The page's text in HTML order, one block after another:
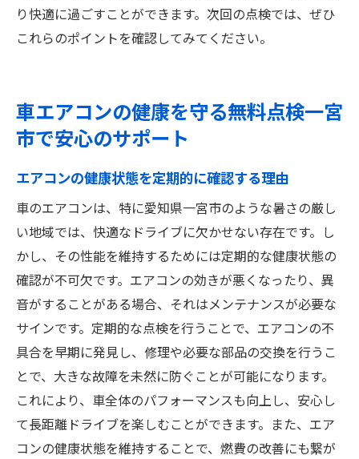
り快適に過ごすことができます。次回の点検では、ぜひ
これらのポイントを確認してみてください。
車エアコンの健康を守る無料点検一宮
市で安心のサポート
エアコンの健康状態を定期的に確認する理由
車のエアコンは、特に愛知県一宮市のような暑さの厳し
い地域では、快適なドライブに欠かせない存在です。し
かし、その性能を維持するためには定期的な健康状態の
確認が不可欠です。エアコンの効きが悪くなったり、異
音がすることがある場合、それはメンテナンスが必要な
サインです。定期的な点検を行うことで、エアコンの不
具合を早期に発見し、修理や必要な部品の交換を行うこ
とで、大きな故障を未然に防ぐことが可能になります。
これにより、車全体のパフォーマンスも向上し、安心し
て長距離ドライブを楽しむことができます。また、エア
コンの健康状態を維持することで、燃費の改善にも繋が